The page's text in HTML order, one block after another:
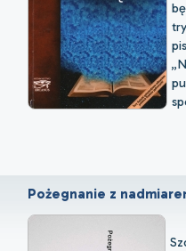
Pożegnanie z